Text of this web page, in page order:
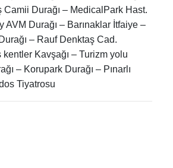
Camii Durağı – MedicalPark Hast.
AVM Durağı – Barınaklar İtfaiye –
– Rauf Denktaş Cad.
Kavşağı – Turizm yolu
– Korupark Durağı – Pınarlı
Tiyatrosu